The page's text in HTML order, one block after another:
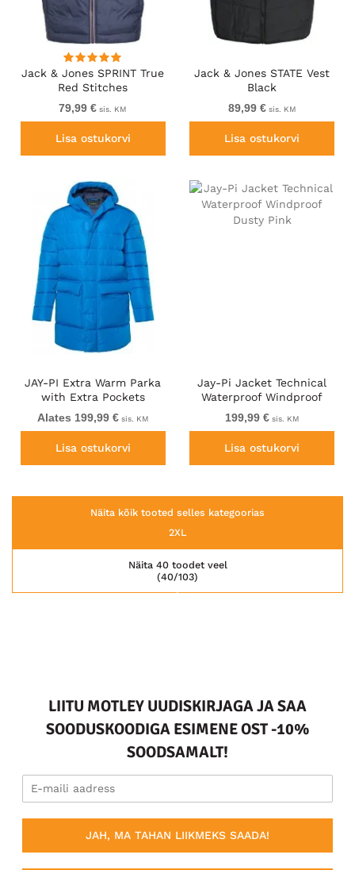
Jack & Jones SPRINT True
Red Stitches
BODYWARMER Navy Blazer
79,99 € sis. KM
Lisa ostukorvi
Jack & Jones STATE Vest
Black
89,99 €sis. KM
Lisa ostukorvi
JAY-PI Extra Warm Parka
with Extra Pockets
Alates 199,99 €sis. KM
Lisa ostukorvi
Jay-Pi Jacket Technical
Waterproof Windproof
Dusty Pink
199,99 €sis. KM
Lisa ostukorvi
Näita kõik tooted selles kategoorias
2XL
(40/103)
Näita 40 toodet veel
LIITU MOTLEY UUDISKIRJAGA JA SAA
SOODUSKOODIGA ESIMENE OST -10%
SOODSAMALT!
JAH, MA TAHAN LIIKMEKS SAADA!